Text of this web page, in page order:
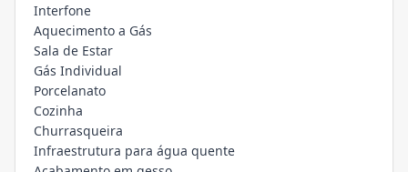
Interfone
Aquecimento a Gás
Sala de Estar
Gás Individual
Porcelanato
Cozinha
Churrasqueira
Infraestrutura para água quente